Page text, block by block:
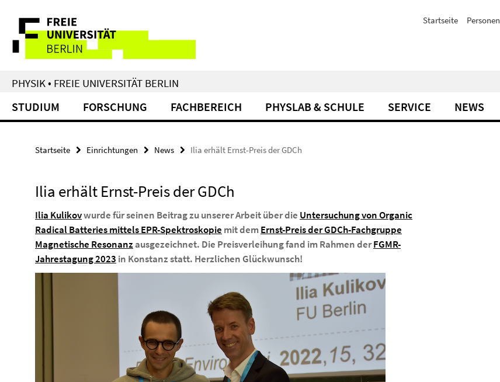
direkt
Inhalt
Service-
Navigation
Startseite Personen
PHYSIK • FREIE UNIVERSITÄT BERLIN
STUDIUM FORSCHUNG FACHBEREICH PHYSLAB & SCHULE SERVICE NEWS
Startseite Einrichtungen News Ilia erhält Ernst-Preis der GDCh
Ilia erhält Ernst-Preis der GDCh
Ilia Kulikovwurde für seinen Beitrag zu unserer Arbeit über die Untersuchung von Organic
Radical Batteries mittels EPR-Spektroskopie mit demErnst-Preis der GDCh-Fachgruppe
Magnetische Resonanzausgezeichnet. Die Preisverleihung fand im Rahmen derFGMR-
Jahrestagung 2023 in Konstanz statt. Herzlichen Glückwunsch!